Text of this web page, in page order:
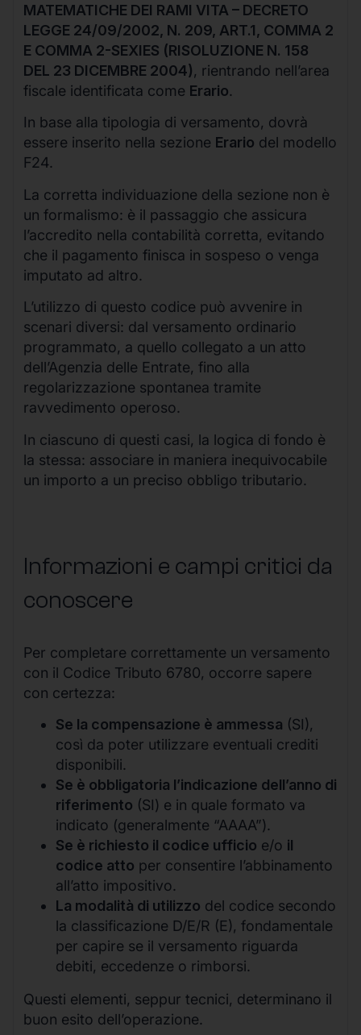
MATEMATICHE DEI RAMI VITA – DECRETO
LEGGE 24/09/2002, N. 209, ART.1, COMMA 2
E COMMA 2-SEXIES (RISOLUZIONE N. 158
DEL 23 DICEMBRE 2004), rientrando nell’area
fiscale identificata come Erario.
In base alla tipologia di versamento, dovrà
essere inserito nella sezione Erario del modello
F24.
La corretta individuazione della sezione non è
un formalismo: è il passaggio che assicura
l’accredito nella contabilità corretta, evitando
che il pagamento finisca in sospeso o venga
imputato ad altro.
L’utilizzo di questo codice può avvenire in
scenari diversi: dal versamento ordinario
programmato, a quello collegato a un atto
dell’Agenzia delle Entrate, fino alla
regolarizzazione spontanea tramite
ravvedimento operoso.
In ciascuno di questi casi, la logica di fondo è
la stessa: associare in maniera inequivocabile
un importo a un preciso obbligo tributario.
Informazioni e campi critici da
conoscere
Per completare correttamente un versamento
con il Codice Tributo 6780, occorre sapere
con certezza:
Se la compensazione è ammessa (SI),
così da poter utilizzare eventuali crediti
disponibili.
Se è obbligatoria l’indicazione dell’anno di
riferimento (SI) e in quale formato va
indicato (generalmente “AAAA”).
Se è richiesto il codice ufficio e/o il
codice atto per consentire l’abbinamento
all’atto impositivo.
La modalità di utilizzo del codice secondo
la classificazione D/E/R (E), fondamentale
per capire se il versamento riguarda
debiti, eccedenze o rimborsi.
Questi elementi, seppur tecnici, determinano il
buon esito dell’operazione.